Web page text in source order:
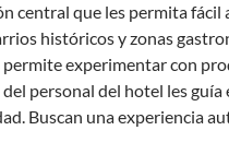
central que les permita fácil
históricos y zonas
permite experimentar con
personal del hotel les guía
Buscan una experiencia